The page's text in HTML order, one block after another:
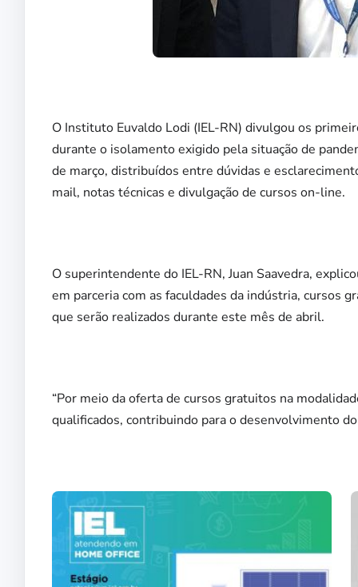
O Instituto Euvaldo Lodi (IEL-RN) divulgou os
durante o isolamento exigido pela situação de
de março, distribuídos entre dúvidas e
mail, notas técnicas e divulgação de cursos on-line.
O superintendente do IEL-RN, Juan Saavedra,
em parceria com as faculdades da indústria, cursos
que serão realizados durante este mês de abril.
“Por meio da oferta de cursos gratuitos na
qualificados, contribuindo para o desenvolvimento